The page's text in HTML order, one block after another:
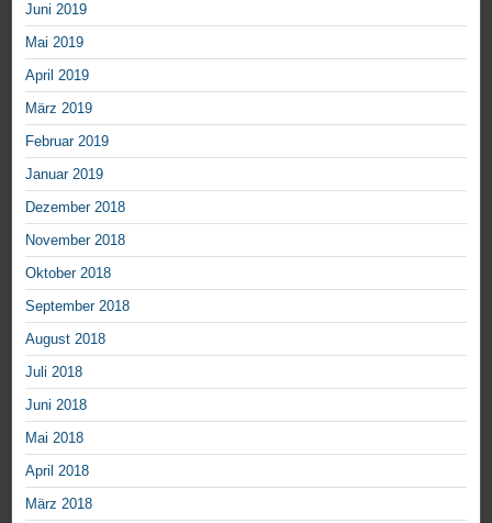
Juni 2019
Mai 2019
April 2019
März 2019
Februar 2019
Januar 2019
Dezember 2018
November 2018
Oktober 2018
September 2018
August 2018
Juli 2018
Juni 2018
Mai 2018
April 2018
März 2018